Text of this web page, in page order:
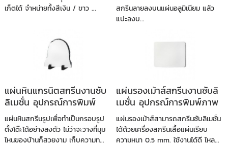
เก็ตได้ จำหน่ายทั้งสีเงิน / ขาว ...
สกรีนลายลงบนแผ่นอลูมิเนียม แล้ว
แปะลงบ...
แผ่นหินแกรนิตสกรีนงานซับ
ลิเมชั่น อุปกรณ์การพิมพ์
ภาพลงวัสดุ
แผ่นหินสกรีนรูปเพื่อทำเป็นกรอบรูป
ตั้งโต๊ะได้อย่างลงตัว ไม่ว่าจะวางที่มุม
ไหนของบ้านก็สวยงาม เก็บความท...
แผ่นรองเม้าส์สกรีนงานซับลิ
เมชั่น อุปกรณ์การพิมพ์ภาพ
ลงวัสดุ
แผ่นรองเม้าส์สามารถสกรีนซับลิเมชั่น
ได้ด้วยเครื่องสกรีนเสื้อแผ่นเรียบ
ความหนา 0.5 mm. ใช้งานได้ดี ไหล...